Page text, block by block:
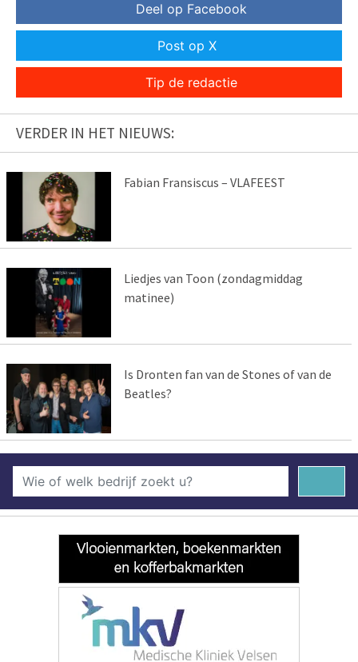
Deel op Facebook
Post op X
Tip de redactie
VERDER IN HET NIEUWS:
Fabian Fransiscus – VLAFEEST
Liedjes van Toon (zondagmiddag
matinee)
Is Dronten fan van de Stones of van de
Beatles?